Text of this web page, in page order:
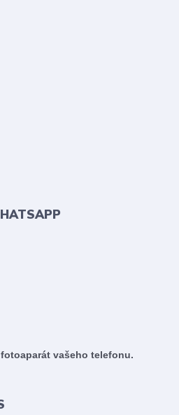
vašeho telefonu.